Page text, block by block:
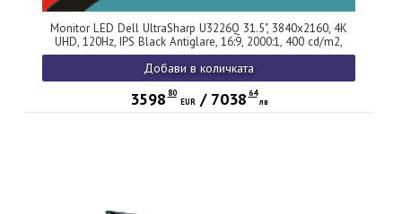
Monitor LED Dell UltraSharp U3226Q 31.5", 3840x2160, 4K
UHD, 120Hz, IPS Black Antiglare, 16:9, 2000:1, 400 cd/m2,
5ms/8ms, 178/178, 99% sRGB, 98% DCI-P3, DP, HDMI, TB-4,
USB-C, RJ-45, USB-B, USB-A hub, Speakers, Tilt, Swivel, Pivot,
HAdj, 3Y
Добави в количката
3598 80
EUR/ 7038 64
лв